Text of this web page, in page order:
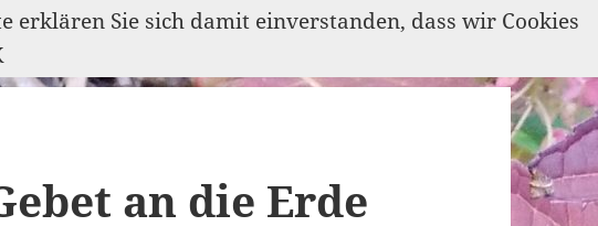
an die Erde
Sie sich damit einverstanden, dass wir Cookies